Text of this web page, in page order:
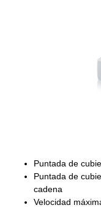
Puntada de
Puntada de
cadena
Velocidad